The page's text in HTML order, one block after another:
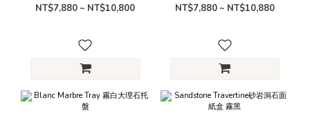
NT$7,880 ~ NT$10,800 NT$7,880 ~ NT$10,880